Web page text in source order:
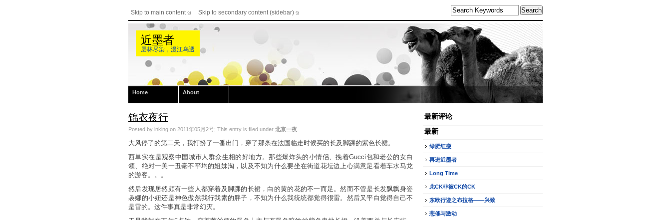
Skip to main content Skip to secondary content (sidebar)
近墨者
层林尽染，漫江乌透
Home About
锦衣夜行
Posted by inking on 2011年05月2号; This entry is filed under 北京一夜
大风停了的第二天，我打扮了一番出门，穿了那条在法国临走时候买的长及脚踝的紫色长裙。
西单实在是观察中国城市人群众生相的好地方。那些爆炸头的小情侣、挽着Gucci包和老公的女白
领、绝对一美一丑毫不平均的姐妹淘，以及不知为什么要坐在街道花坛边上心满意足看着车水马龙
的游客。。。
然后发现居然颇有一些人都穿着及脚踝的长裙，白的黄的花的不一而足。然而不管是长发飘飘身姿
袅娜的小妞还是神色傲然我行我素的胖子，不知为什么我统统都觉得很雷。然后又平白觉得自己不
是雷的。这件事真是非常幻灭。
最新评论
最新
绿肥红瘦
再进近墨者
Long Time
此CK非彼CK的CK
东欧行迹之布拉格——兴致
悲催与激动